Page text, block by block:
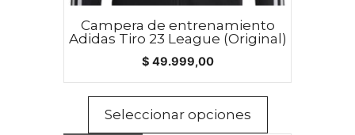
Campera de entrenamiento
Adidas Tiro 23 League (Original)
$ 49.999,00
Seleccionar opciones
la
página
de